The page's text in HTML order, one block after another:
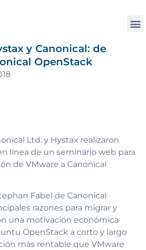
y Canonical: de
OpenStack
Ltd. y Hystax realizaron
línea de un seminario web para
de VMware a Canonical
Fabel de Canonical
razones para migrar y
una motivación económica
OpenStack a corto y largo
más rentable que VMware